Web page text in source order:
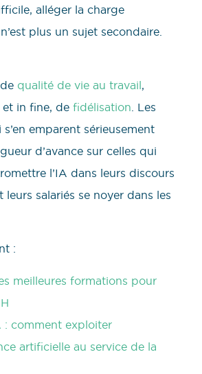
alléger la charge
plus un sujet secondaire.
qualité de vie au travail,
et in fine, de fidélisation . Les
emparent sérieusement
d’avance sur celles qui
l’IA dans leurs discours
leurs salariés se noyer dans les
:
meilleures formations pour
: comment exploiter
artificielle au service de la